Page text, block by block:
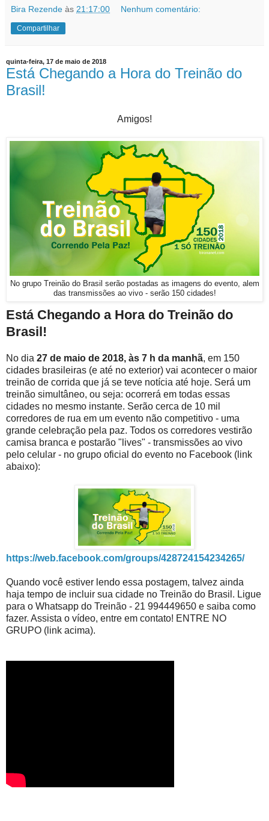
Bira Rezende às 21:17:00 Nenhum comentário:
Compartilhar
quinta-feira, 17 de maio de 2018
Está Chegando a Hora do Treinão do
Brasil!
Amigos!
No grupo Treinão do Brasil serão postadas as imagens do evento, alem
das transmissões ao vivo - serão 150 cidades!
Está Chegando a Hora do Treinão do
Brasil!
No dia 27 de maio de 2018, às 7 h da manhã, em 150
cidades brasileiras (e até no exterior) vai acontecer o maior
treinão de corrida que já se teve notícia até hoje. Será um
treinão simultâneo, ou seja: ocorrerá em todas essas
cidades no mesmo instante. Serão cerca de 10 mil
corredores de rua em um evento não competitivo - uma
grande celebração pela paz. Todos os corredores vestirão
camisa branca e postarão "lives" - transmissões ao vivo
pelo celular - no grupo oficial do evento no Facebook (link
abaixo):
https://web.facebook.com/groups/428724154234265/
Quando você estiver lendo essa postagem, talvez ainda
haja tempo de incluir sua cidade no Treinão do Brasil. Ligue
para o Whatsapp do Treinão - 21 994449650 e saiba como
fazer. Assista o vídeo, entre em contato! ENTRE NO
GRUPO (link acima).